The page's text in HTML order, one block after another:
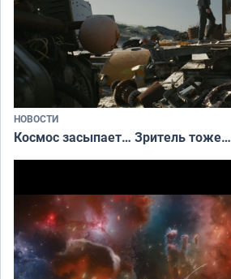
НОВОСТИ
Космос засыпает… Зритель тоже…